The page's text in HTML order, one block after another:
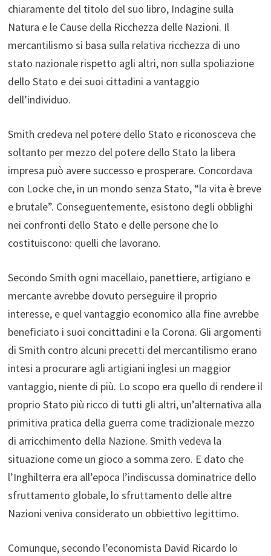
chiaramente del titolo del suo libro, Indagine sulla
Natura e le Cause della Ricchezza delle Nazioni. Il
mercantilismo si basa sulla relativa ricchezza di uno
stato nazionale rispetto agli altri, non sulla spoliazione
dello Stato e dei suoi cittadini a vantaggio
dell’individuo.
Smith credeva nel potere dello Stato e riconosceva che
soltanto per mezzo del potere dello Stato la libera
impresa può avere successo e prosperare. Concordava
con Locke che, in un mondo senza Stato, “la vita è breve
e brutale”. Conseguentemente, esistono degli obblighi
nei confronti dello Stato e delle persone che lo
costituiscono: quelli che lavorano.
Secondo Smith ogni macellaio, panettiere, artigiano e
mercante avrebbe dovuto perseguire il proprio
interesse, e quel vantaggio economico alla fine avrebbe
beneficiato i suoi concittadini e la Corona. Gli argomenti
di Smith contro alcuni precetti del mercantilismo erano
intesi a procurare agli artigiani inglesi un maggior
vantaggio, niente di più. Lo scopo era quello di rendere il
proprio Stato più ricco di tutti gli altri, un’alternativa alla
primitiva pratica della guerra come tradizionale mezzo
di arricchimento della Nazione. Smith vedeva la
situazione come un gioco a somma zero. E dato che
l’Inghilterra era all’epoca l’indiscussa dominatrice dello
sfruttamento globale, lo sfruttamento delle altre
Nazioni veniva considerato un obbiettivo legittimo.
Comunque, secondo l’economista David Ricardo lo